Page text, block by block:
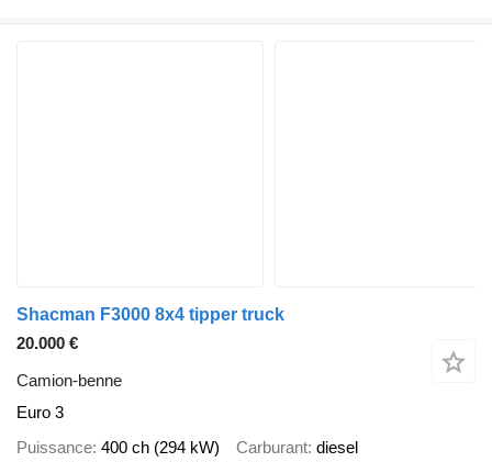
Shacman F3000 8x4 tipper truck
20.000 €
Camion-benne
Euro 3
Puissance 400 ch (294 kW) Carburant diesel